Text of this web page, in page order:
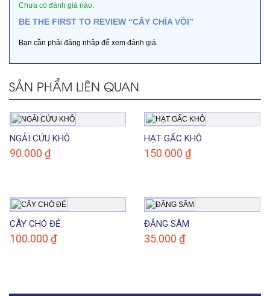
Chưa có đánh giá nào.
BE THE FIRST TO REVIEW “CÂY CHÌA VÔI”
Bạn cần phải đăng nhập để xem đánh giá.
SẢN PHẨM LIÊN QUAN
NGẢI CỨU KHÔ
90.000 ₫
HẠT GẤC KHÔ
150.000 ₫
CÂY CHÓ ĐẺ
100.000 ₫
ĐẲNG SÂM
35.000 ₫